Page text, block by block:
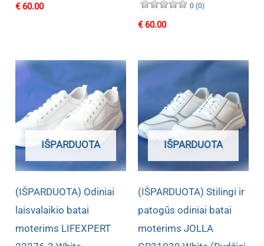
€60.00 0 (0)
€60.00
IŠPARDUOTA
(IŠPARDUOTA) Odiniai
laisvalaikio batai
moterims LIFEXPERT
IŠPARDUOTA
(IŠPARDUOTA) Stilingi ir
patogūs odiniai batai
moterims JOLLA